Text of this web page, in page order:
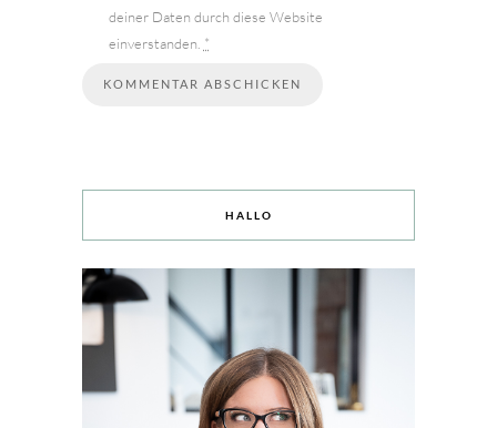
deiner Daten durch diese Website
einverstanden. *
HALLO